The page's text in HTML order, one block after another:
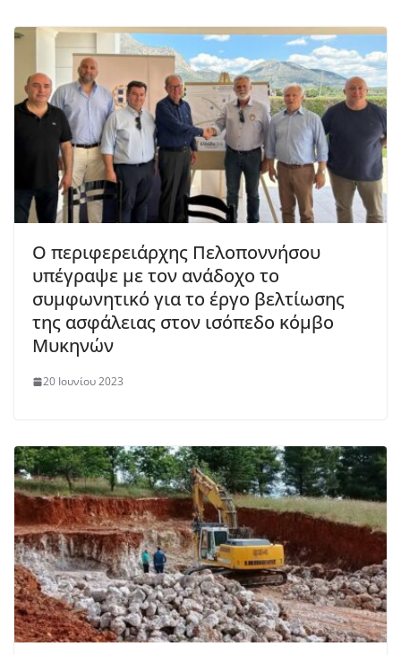
Ο περιφερειάρχης Πελοποννήσου
υπέγραψε με τον ανάδοχο το
συμφωνητικό για το έργο βελτίωσης
της ασφάλειας στον ισόπεδο κόμβο
Μυκηνών
20 Ιουνίου 2023